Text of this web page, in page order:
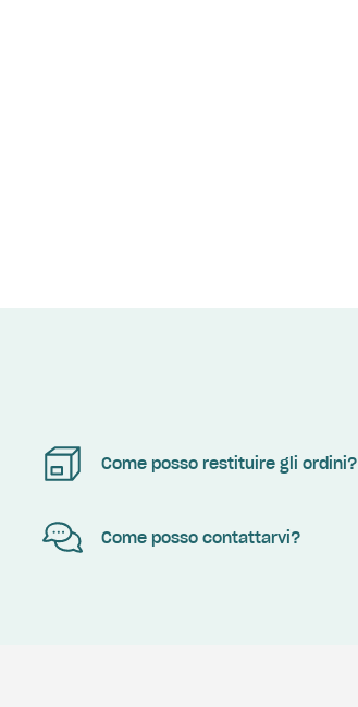
Come posso restituire gli ordini?
Come posso contattarvi?